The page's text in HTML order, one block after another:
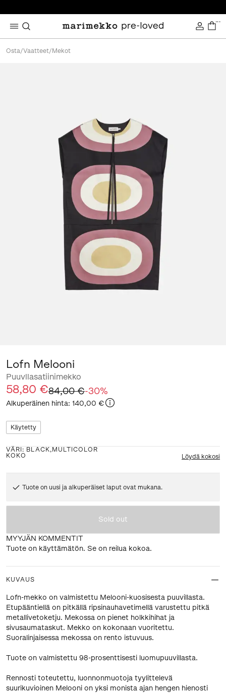
...
Osta/Vaatteet/ Mekot
Lofn Melooni
Puuvllasatiinimekko
58,80 €84,00 €-30%
Alkuperäinen hinta: 140,00 €
Käytetty
VÄRI : BLACK,MULTICOLOR
KOKO
Löydä kokosi
Tuote on uusi ja alkuperäiset laput ovat mukana.
Sold out
MYYJÄN KOMMENTIT
Tuote on käyttämätön. Se on reilua kokoa.
KUVAUS
Lofn-mekko on valmistettu Melooni-kuosisesta puuvillasta.
Etupääntiellä on pitkällä ripsinauhavetimellä varustettu pitkä
metallivetoketju. Mekossa on pienet holkkihihat ja
sivusaumataskut. Mekko on kokonaan vuoritettu.
Suoralinjaisessa mekossa on rento istuvuus.
Tuote on valmistettu 98-prosenttisesti luomupuuvillasta.
Rennosti toteutettu, luonnonmuotoja tyylittelevä
suurikuvioinen Melooni on yksi monista ajan hengen hienosti